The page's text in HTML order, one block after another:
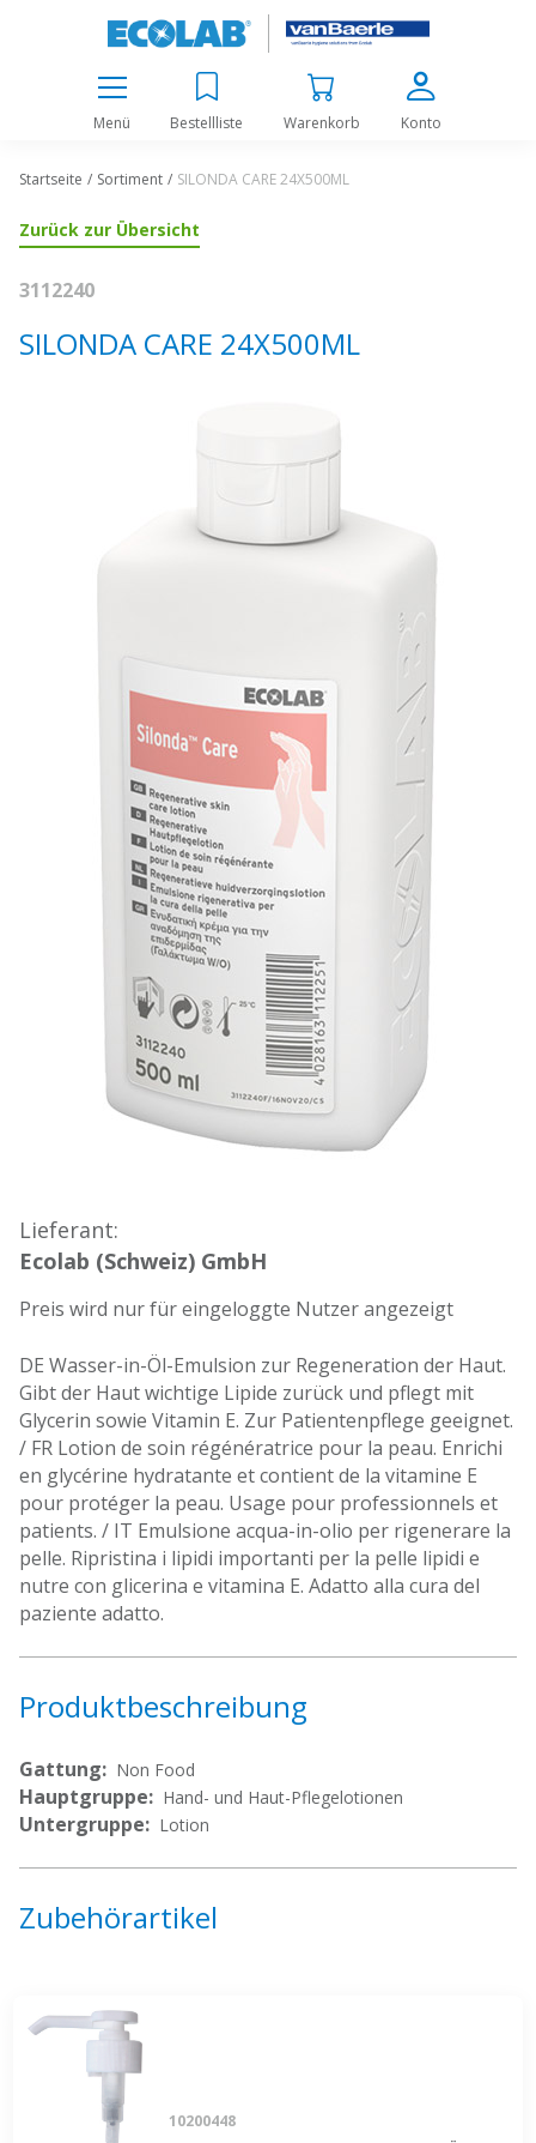
Menü Bestellliste Warenkorb Konto
Startseite Sortiment SILONDA CARE 24X500ML
Zurück zur Übersicht
3112240
SILONDA CARE 24X500ML
Lieferant:
Ecolab (Schweiz) GmbH
Preis wird nur für eingeloggte Nutzer angezeigt
DE Wasser-in-Öl-Emulsion zur Regeneration der Haut.
Gibt der Haut wichtige Lipide zurück und pflegt mit
Glycerin sowie Vitamin E. Zur Patientenpflege geeignet.
/ FR Lotion de soin régénératrice pour la peau. Enrichi
en glycérine hydratante et contient de la vitamine E
pour protéger la peau. Usage pour professionnels et
patients. / IT Emulsione acqua-in-olio per rigenerare la
pelle. Ripristina i lipidi importanti per la pelle lipidi e
nutre con glicerina e vitamina E. Adatto alla cura del
paziente adatto.
Produktbeschreibung
Gattung: Non Food
Hauptgruppe: Hand- und Haut-Pflegelotionen
Untergruppe: Lotion
Zubehörartikel
10200448